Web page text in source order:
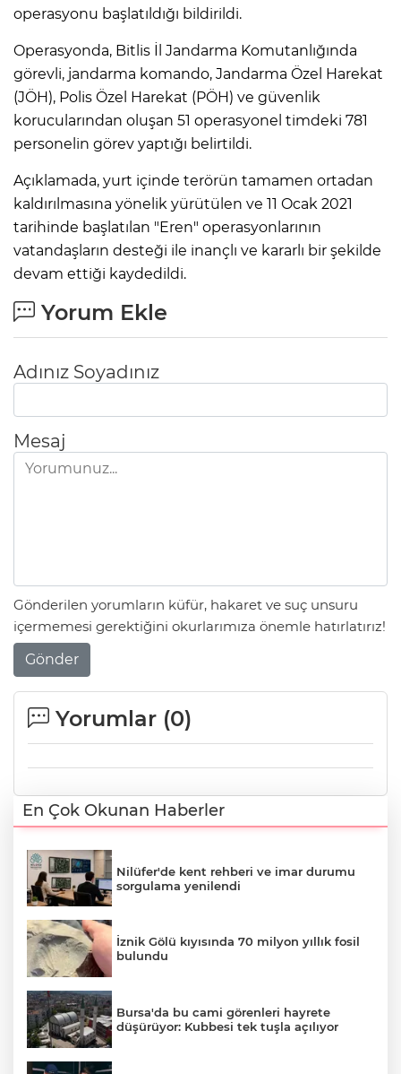
operasyonu başlatıldığı bildirildi.
Operasyonda, Bitlis İl Jandarma Komutanlığında
görevli, jandarma komando, Jandarma Özel Harekat
(JÖH), Polis Özel Harekat (PÖH) ve güvenlik
korucularından oluşan 51 operasyonel timdeki 781
personelin görev yaptığı belirtildi.
Açıklamada, yurt içinde terörün tamamen ortadan
kaldırılmasına yönelik yürütülen ve 11 Ocak 2021
tarihinde başlatılan "Eren" operasyonlarının
vatandaşların desteği ile inançlı ve kararlı bir şekilde
devam ettiği kaydedildi.
Yorum Ekle
Adınız Soyadınız
Mesaj
Gönderilen yorumların küfür, hakaret ve suç unsuru
içermemesi gerektiğini okurlarımıza önemle hatırlatırız!
Gönder
Yorumlar (0)
En Çok Okunan Haberler
Nilüfer'de kent rehberi ve imar durumu
sorgulama yenilendi
İznik Gölü kıyısında 70 milyon yıllık fosil
bulundu
Bursa'da bu cami görenleri hayrete
düşürüyor: Kubbesi tek tuşla açılıyor